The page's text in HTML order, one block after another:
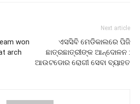
won
arch
Next article
ଏସସିବି ମେଡିକାଲରେ ପିଜି
ଛାତ୍ରଛାତ୍ରୀଙ୍କ ଆନ୍ଦୋଳନ :
ଆଉଟଡୋର ରୋଗୀ ସେବା ବ୍ୟାହତ